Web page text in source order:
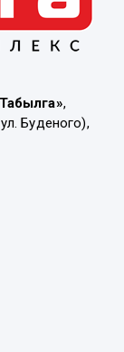
,
Буденого),